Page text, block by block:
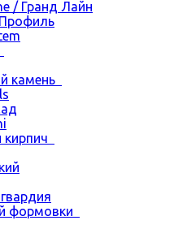
/ Гранд Лайн
камень
кирпич
формовки